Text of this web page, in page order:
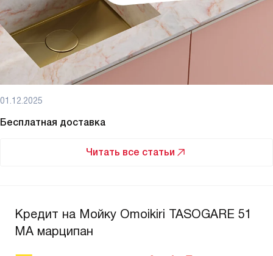
01.12.2025
Бесплатная доставка
Читать все статьи
Кредит на Мойку Omoikiri TASOGARE 51
MA марципан